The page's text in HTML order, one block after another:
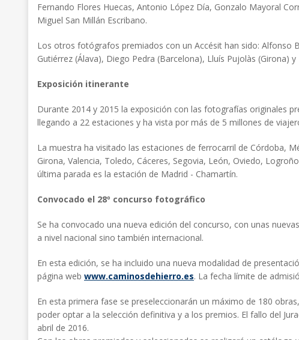
Fernando Flores Huecas, Antonio López Día, Gonzalo Mayoral
Miguel San Millán Escribano.
Los otros fotógrafos premiados con un Accésit han sido: Alfonso
Gutiérrez (Álava), Diego Pedra (Barcelona), Lluís Pujolàs (Girona)
Exposición itinerante
Durante 2014 y 2015 la exposición con las fotografías originales
llegando a 22 estaciones y ha vista por más de 5 millones de
La muestra ha visitado las estaciones de ferrocarril de Córdoba,
Girona, Valencia, Toledo, Cáceres, Segovia, León, Oviedo,
última parada es la estación de Madrid - Chamartín.
Convocado el 28º concurso fotográfico
Se ha convocado una nueva edición del concurso, con unas
a nivel nacional sino también internacional.
En esta edición, se ha incluido una nueva modalidad de
página web www.caminosdehierro.es. La fecha límite de
En esta primera fase se preseleccionarán un máximo de 180
poder optar a la selección definitiva y a los premios. El fallo del
abril de 2016.